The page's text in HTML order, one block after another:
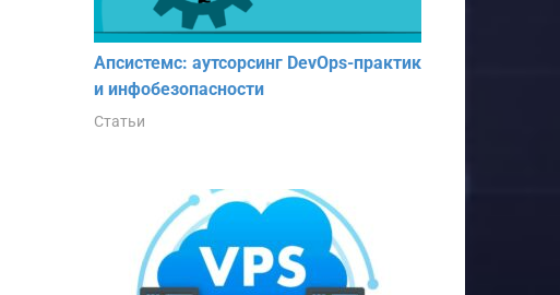
Апсистемс: аутсорсинг DevOps-практик
и инфобезопасности
Статьи